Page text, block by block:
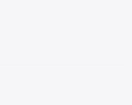
Islam modern di